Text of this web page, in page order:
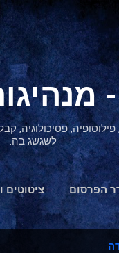
דילוג לתוכן
לשגשג בה.
הפרסום ציטוטים
הצהרת נגישות